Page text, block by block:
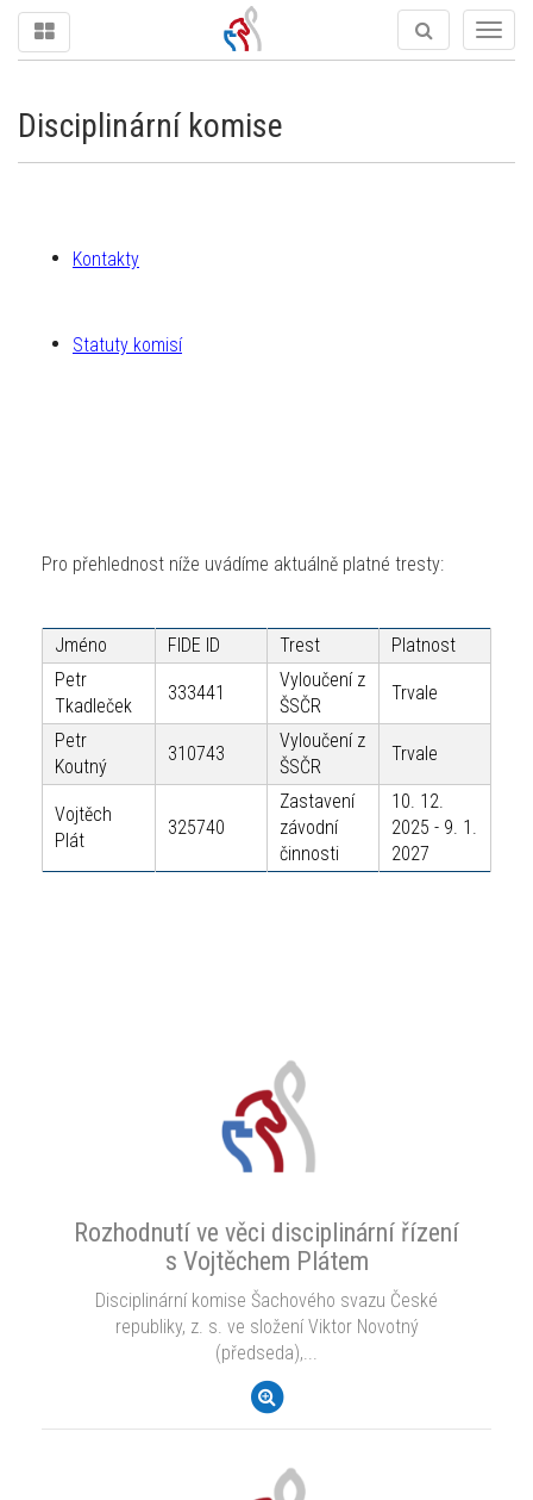
Disciplinární komise
Kontakty
Statuty komisí
Pro přehlednost níže uvádíme aktuálně platné tresty:
Jméno FIDE ID Trest
Platnost
Petr
Tkadleček
333441
Vyloučení z
ŠSČR
Trvale
Petr
Koutný
310743
Vyloučení z
ŠSČR
Trvale
Vojtěch
Plát
325740
Zastavení
závodní
činnosti
10. 12.
2025 - 9. 1.
2027
Rozhodnutí ve věci disciplinární řízení
s Vojtěchem Plátem
Disciplinární komise Šachového svazu České
republiky, z. s. ve složení Viktor Novotný
(předseda),...